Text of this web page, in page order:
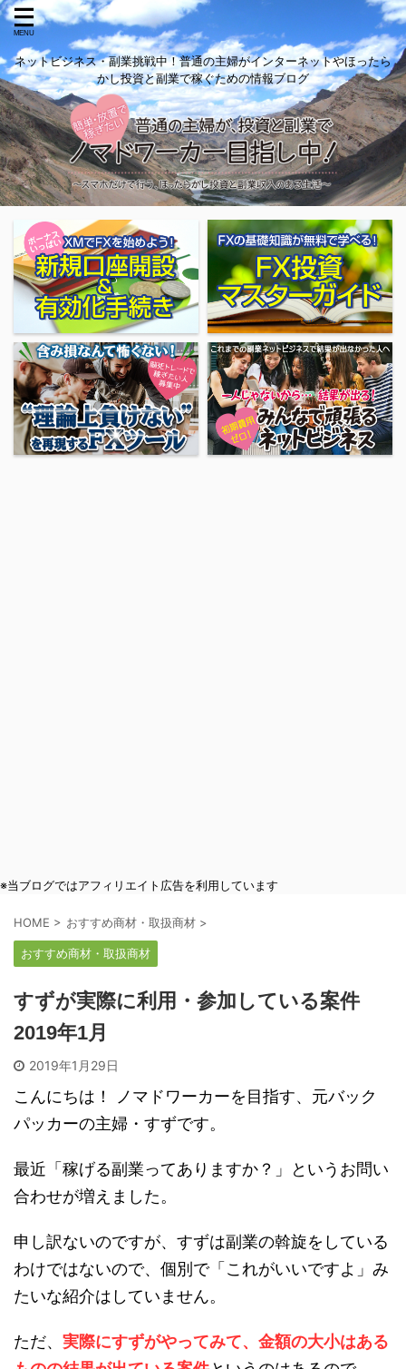
ネットビジネス・副業挑戦中！普通の主婦がインターネットやほったら
かし投資と副業で稼ぐための情報ブログ
※当ブログではアフィリエイト広告を利用しています
HOME > おすすめ商材・取扱商材 >
おすすめ商材・取扱商材
すずが実際に利用・参加している案件
2019年1月
2019年1月29日
こんにちは！ ノマドワーカーを目指す、元バック
パッカーの主婦・すずです。
最近「稼げる副業ってありますか？」というお問い
合わせが増えました。
申し訳ないのですが、すずは副業の斡旋をしている
わけではないので、個別で「これがいいですよ」み
たいな紹介はしていません。
ただ、 実際にすずがやってみて、金額の大小はある